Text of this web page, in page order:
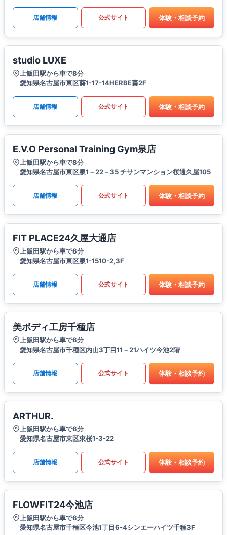
店舗情報 公式サイト 体験・相談予約
studio LUXE
上飯田駅から車で8分
愛知県名古屋市東区葵1-17-14HERBE葵2F
店舗情報 公式サイト 体験・相談予約
E.V.O Personal Training Gym泉店
上飯田駅から車で8分
愛知県名古屋市東区泉1－22－35 チサンマンション桜通久屋105
店舗情報 公式サイト 体験・相談予約
FIT PLACE24久屋大通店
上飯田駅から車で8分
愛知県名古屋市東区泉1-1510-2,3F
店舗情報 公式サイト 体験・相談予約
美ボディ工房千種店
上飯田駅から車で8分
愛知県名古屋市千種区内山3丁目11－21ハイツ今池2階
店舗情報 公式サイト 体験・相談予約
ARTHUR.
上飯田駅から車で8分
愛知県名古屋市東区東桜1-3-22
店舗情報 公式サイト 体験・相談予約
FLOWFIT24今池店
上飯田駅から車で8分
愛知県名古屋市千種区今池1丁目6-4シンエーハイツ千種3F